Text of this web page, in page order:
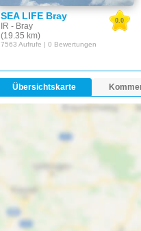
SEA LIFE Bray
IR - Bray
(19.35 km)
0.0
7563 Aufrufe | 0 Bewertungen
Übersichtskarte